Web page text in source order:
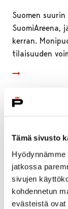
Tämä sivusto
jatkossa
sivujen
kohdennetun
evästeistä
Suomen
SuomiAreena,
kerran.
tilaisuuden